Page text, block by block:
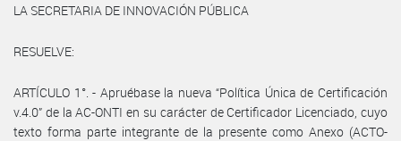
LA SECRETARIA DE INNOVACIÓN PÚBLICA
RESUELVE:
ARTÍCULO 1°. - Apruébase la nueva “Política Única de Certificación
v.4.0” de la AC-ONTI en su carácter de Certificador Licenciado, cuyo
texto forma parte integrante de la presente como Anexo (ACTO-